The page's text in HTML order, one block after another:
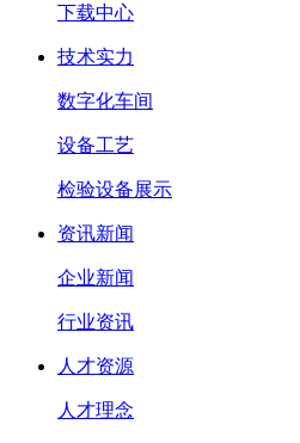
下载中心
技术实力
数字化车间
设备工艺
检验设备展示
资讯新闻
企业新闻
行业资讯
人才资源
人才理念